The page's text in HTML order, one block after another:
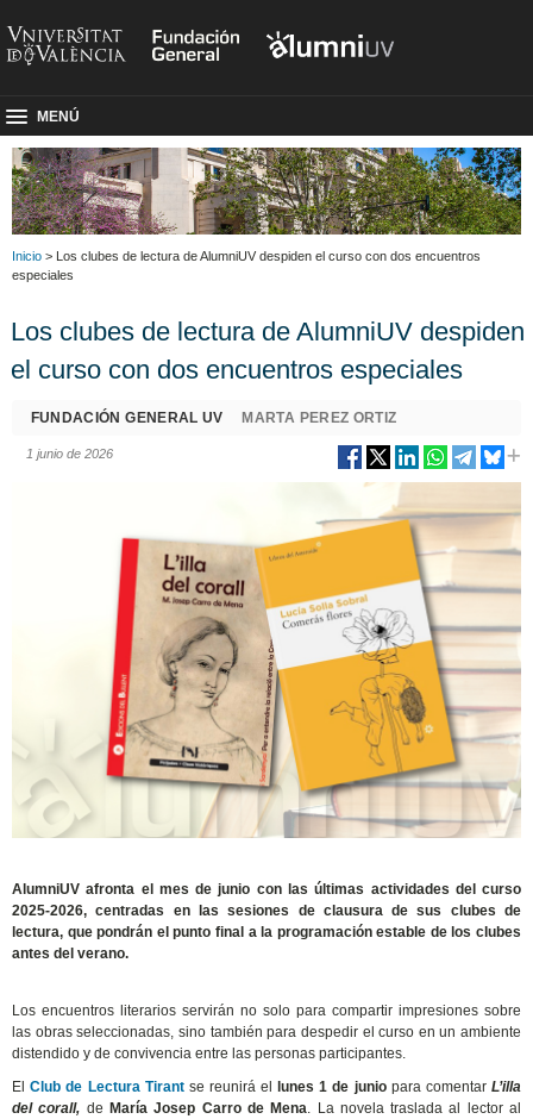
MENÚ
Inicio > Los clubes de lectura de AlumniUV despiden el curso con dos encuentros
especiales
Los clubes de lectura de AlumniUV despiden
el curso con dos encuentros especiales
FUNDACIÓN GENERAL UV MARTA PEREZ ORTIZ
1 junio de 2026
AlumniUV afronta el mes de junio con las últimas actividades del curso
2025-2026, centradas en las sesiones de clausura de sus clubes de
lectura, que pondrán el punto final a la programación estable de los clubes
antes del verano.
Los encuentros literarios servirán no solo para compartir impresiones sobre
las obras seleccionadas, sino también para despedir el curso en un ambiente
distendido y de convivencia entre las personas participantes.
ElClub de Lectura Tirantse reunirá el lunes 1 de juniopara comentarL’illa
del corall, de María Josep Carro de Mena. La novela traslada al lector al